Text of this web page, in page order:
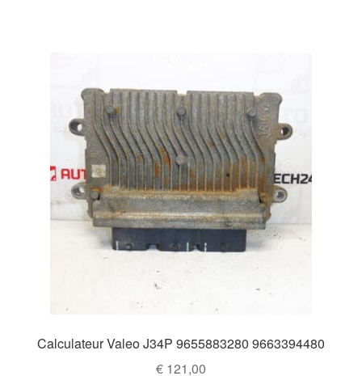
Calculateur Valeo J34P 9655883280 9663394480
€ 121,00